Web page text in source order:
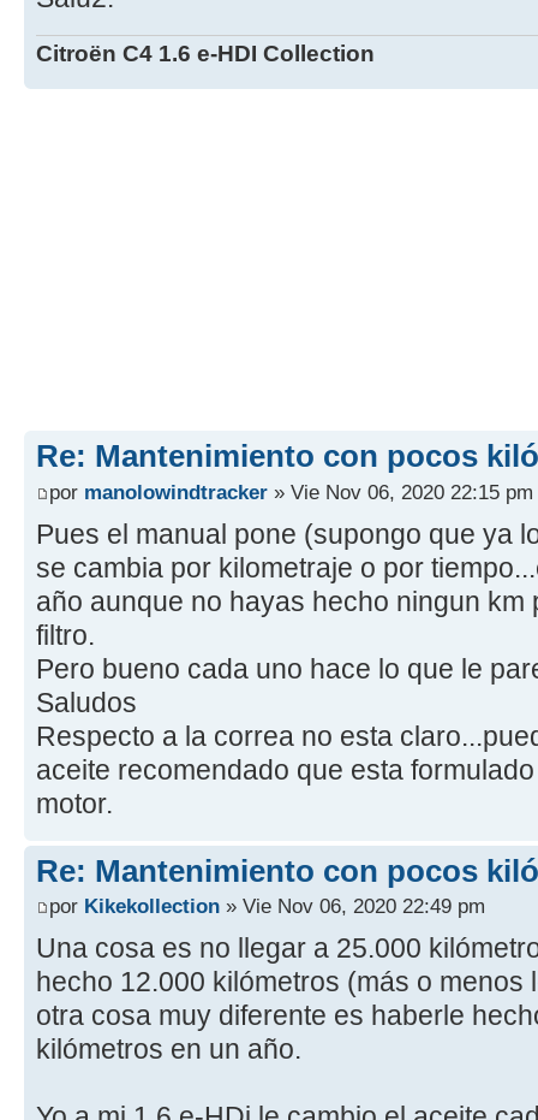
Citroën C4 1.6 e-HDI Collection
Re: Mantenimiento con pocos
por manolowindtracker » Vie Nov 06, 2020 22:15 pm
Pues el manual pone (supongo que ya
se cambia por kilometraje o por
año aunque no hayas hecho ningun km
filtro.
Pero bueno cada uno hace lo que le
Saludos
Respecto a la correa no esta
aceite recomendado que esta
motor.
Re: Mantenimiento con pocos
por Kikekollection » Vie Nov 06, 2020 22:49 pm
Una cosa es no llegar a 25.000
hecho 12.000 kilómetros (más o
otra cosa muy diferente es haberle
kilómetros en un año.